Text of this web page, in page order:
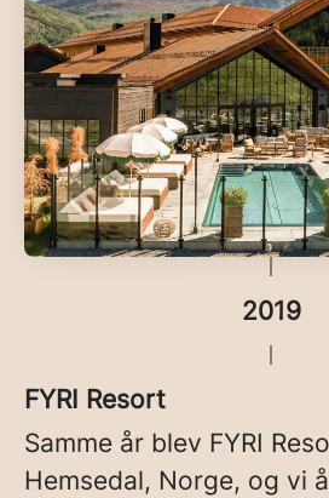
2019
FYRI Resort
Samme år blev FYRI
Hemsedal, Norge, og vi